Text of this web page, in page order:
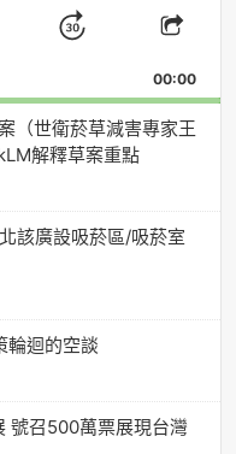
Jump
Forward
Share
00:00
（世衛菸草減害專家王
解釋草案重點
該廣設吸菸區/吸菸室
輪迴的空談
號召500萬票展現台灣